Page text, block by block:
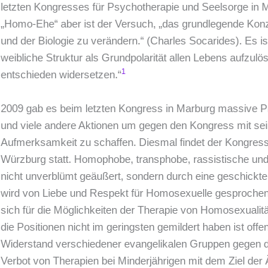
letzten Kongresses für Psychotherapie und Seelsorge in
„Homo-Ehe“ aber ist der Versuch, „das grundlegende
und der Biologie zu verändern.“ (Charles Socarides). Es
weibliche Struktur als Grundpolarität allen Lebens
entschieden widersetzen.“1
2009 gab es beim letzten Kongress in Marburg massive
und viele andere Aktionen um gegen den Kongress mit
Aufmerksamkeit zu schaffen. Diesmal findet der
Würzburg statt. Homophobe, transphobe, rassistische
nicht unverblümt geäußert, sondern durch eine
wird von Liebe und Respekt für Homosexuelle
sich für die Möglichkeiten der Therapie von
die Positionen nicht im geringsten gemildert haben ist
Widerstand verschiedener evangelikalen Gruppen gegen
Verbot von Therapien bei Minderjährigen mit dem Ziel der